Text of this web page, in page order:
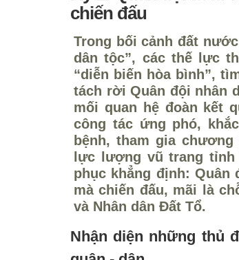
chiến đấu
Trong bối cảnh đất
dân tộc”, các thế lực
“diễn biến hòa bình”,
tách rời Quân đội nhân
mối quan hệ đoàn kết
công tác ứng phó,
bệnh, tham gia
lực lượng vũ trang
phục khẳng định: Quân
mà chiến đấu, mãi là
và Nhân dân Đất Tổ.
Nhận diện những thủ